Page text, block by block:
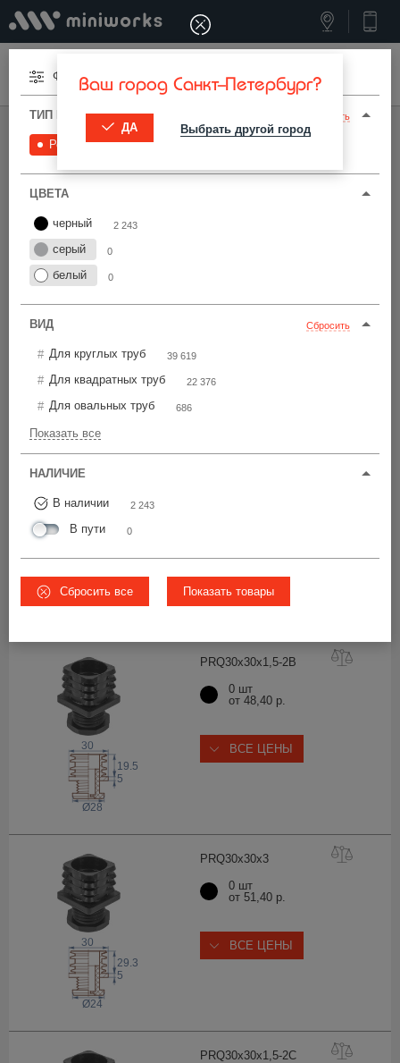
Меню Ваш город Санкт-Петербург?
ДА Выбрать другой город
МИНИВОРКС ПРО /РЕГУЛИРУЕМЫЕ ОПОРЫ /РЕГУЛИРУЕМЫЕ
Фильтры
ТИП И ПАРАМЕТРЫ Сбросить
Регулируемые
ЦВЕТА
черный 2 243
серый 0
белый 0
ВИД Сбросить
Для круглых труб 39 619
Для квадратных труб 22 376
Для овальных труб 686
Показать все
НАЛИЧИЕ
В наличии 2 243
В пути 0
Сбросить все Показать товары
Цена по возрастанию
PRQ30x30x1,5-2B
Ø28
5
19.5
30
0 шт
от 48,40 р.
ВСЕ ЦЕНЫ
PRQ30x30x3
Ø24
5
29.3
30
0 шт
от 51,40 р.
ВСЕ ЦЕНЫ
PRQ30x30x1,5-2C